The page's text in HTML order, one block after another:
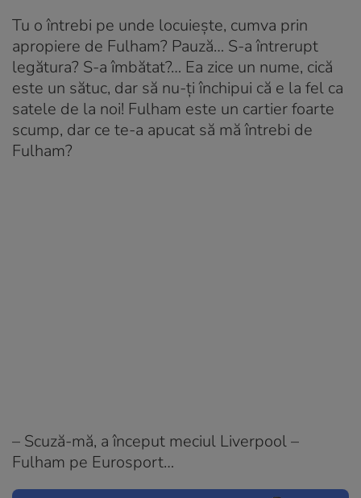
Tu o întrebi pe unde locuiește, cumva prin
apropiere de Fulham? Pauză… S-a întrerupt
legătura? S-a îmbătat?… Ea zice un nume, cică
este un sătuc, dar să nu-ți închipui că e la fel ca
satele de la noi! Fulham este un cartier foarte
scump, dar ce te-a apucat să mă întrebi de
Fulham?
– Scuză-mă, a început meciul Liverpool –
Fulham pe Eurosport…